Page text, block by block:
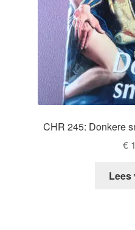
CHR 245: Donkere
€
Lees